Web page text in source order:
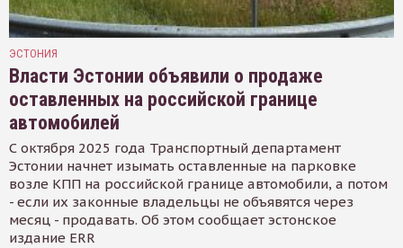
ЭСТОНИЯ
Власти Эстонии объявили о продаже
оставленных на российской границе
автомобилей
С октября 2025 года Транспортный департамент
Эстонии начнет изымать оставленные на парковке
возле КПП на российской границе автомобили, а потом
- если их законные владельцы не объявятся через
месяц - продавать. Об этом сообщает эстонское
издание ERR